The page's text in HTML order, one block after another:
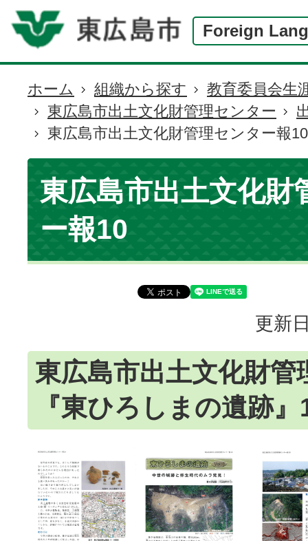
Foreign
現
在
の
位
置
ホーム 組織から探す
教育委員会生
東広島市出土文化財管理センター
東広島市出土文化財管理センター報10
東広島市出土文化財
ー報10
更新
東広島市出土文化財管
『東ひろしまの遺跡』